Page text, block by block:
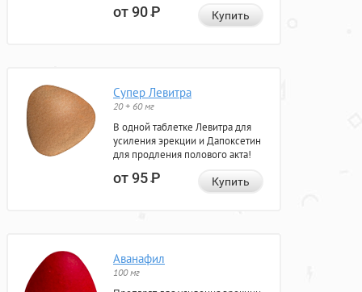
от 90Р Купить
Супер Левитра
20 + 60 мг
В одной таблетке Левитра для
усиления эрекции и Дапоксетин
для продления полового акта!
от 95Р Купить
Аванафил
100 мг